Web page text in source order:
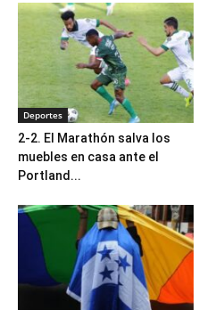
Deportes
2-2. El Marathón salva los
muebles en casa ante el
Portland...